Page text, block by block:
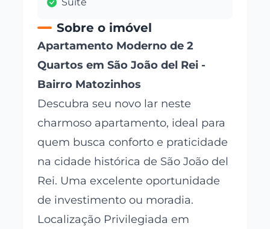
Sobre o imóvel
Apartamento Moderno de 2
Quartos em São João del Rei -
Bairro Matozinhos
Descubra seu novo lar neste
charmoso apartamento, ideal para
quem busca conforto e praticidade
na cidade histórica de São João del
Rei. Uma excelente oportunidade
de investimento ou moradia.
Localização Privilegiada em